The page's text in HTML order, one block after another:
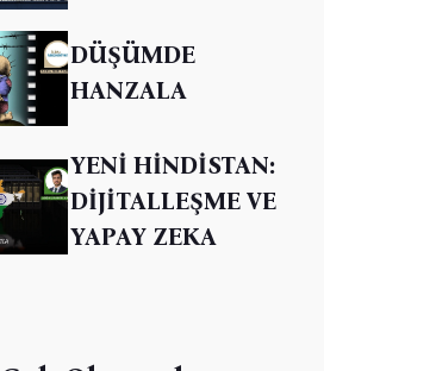
DÜŞÜMDE
HANZALA
YENİ HİNDİSTAN:
DİJİTALLEŞME VE
YAPAY ZEKA